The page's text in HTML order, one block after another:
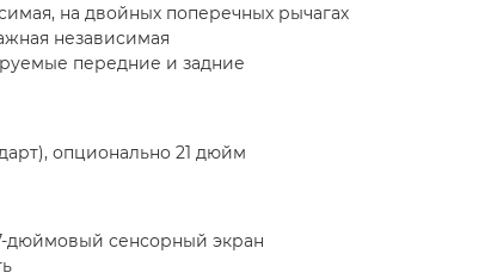
на двойных поперечных рычагах
независимая
передние и задние
опционально 21 дюйм
дюймовый сенсорный экран